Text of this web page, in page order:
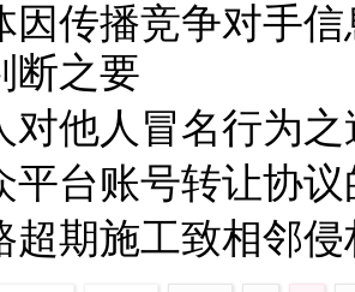
因传播竞争对手
断之要
对他人冒名行为之
平台账号转让协
超期施工致相邻